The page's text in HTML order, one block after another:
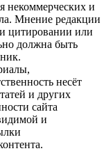
некоммерческих и
Мнение редакции
цитировании или
должна быть
несёт
и других
сайта
и